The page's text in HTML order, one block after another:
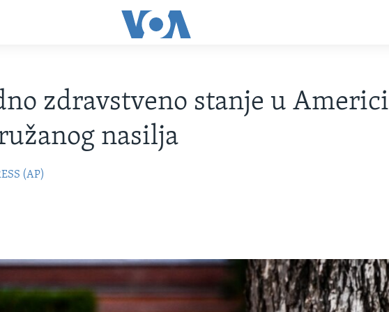
zdravstveno stanje u Americi
nasilja
(AP)